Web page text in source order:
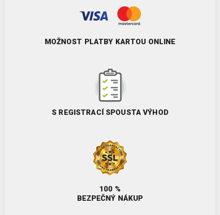
MOŽNOST PLATBY KARTOU ONLINE
S REGISTRACÍ SPOUSTA VÝHOD
100 %
BEZPEČNÝ NÁKUP